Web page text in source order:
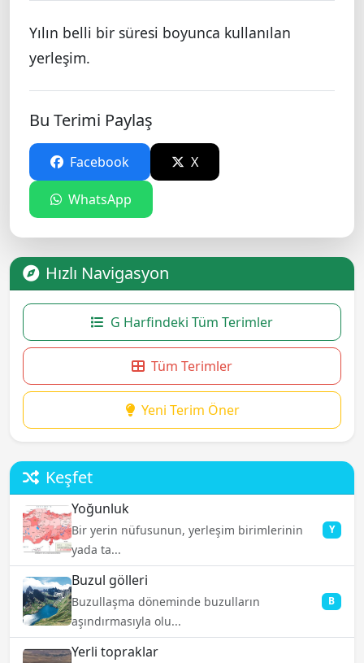
Yılın belli bir süresi boyunca kullanılan
yerleşim.
Bu Terimi Paylaş
Facebook X
WhatsApp
Hızlı Navigasyon
G Harfindeki Tüm Terimler
Tüm Terimler
Yeni Terim Öner
Keşfet
Yoğunluk
Bir yerin nüfusunun, yerleşim birimlerinin
yada ta...
Y
Buzul gölleri
Buzullaşma döneminde buzulların
aşındırmasıyla olu...
B
Yerli topraklar